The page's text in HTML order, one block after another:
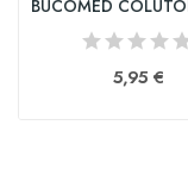
5,95 €